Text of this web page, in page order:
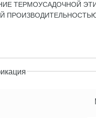
ТЕРМОУСАДОЧНОЙ